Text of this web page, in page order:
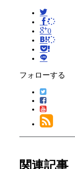
0
フォローする
関連記事